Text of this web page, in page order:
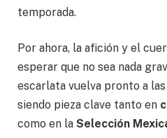
temporada.
Por ahora, la afición y el
esperar que no sea nada
escarlata vuelva pronto a
siendo pieza clave tanto en
como en la Selección